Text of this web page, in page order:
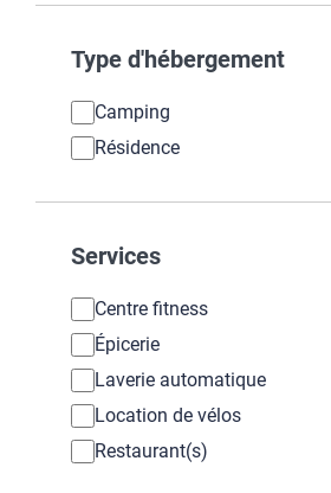
Type d'hébergement
Camping
Résidence
Services
Centre fitness
Épicerie
Laverie automatique
Location de vélos
Restaurant(s)